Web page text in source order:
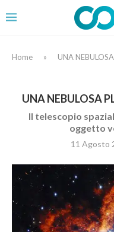
Home » UNA
UNA NEBULOSA
Il telescopio
oggetto
11 Agosto